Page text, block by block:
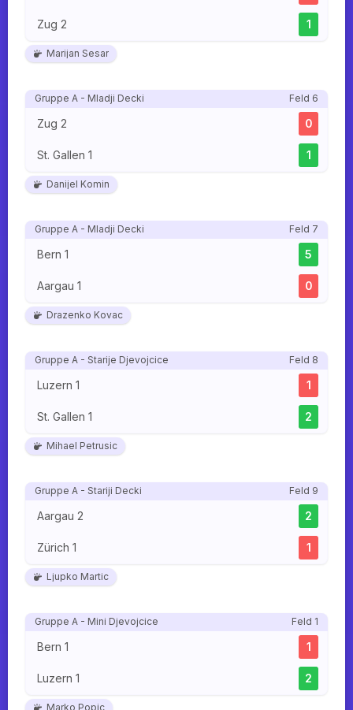
Zug 2 1
Marijan Sesar
Gruppe A - Mladji Decki Feld 6
Zug 2 0
St. Gallen 1 1
Danijel Komin
Gruppe A - Mladji Decki Feld 7
Bern 1 5
Aargau 1 0
Drazenko Kovac
Gruppe A - Starije Djevojcice Feld 8
Luzern 1 1
St. Gallen 1 2
Mihael Petrusic
Gruppe A - Stariji Decki Feld 9
Aargau 2 2
Zürich 1 1
Ljupko Martic
Gruppe A - Mini Djevojcice Feld 1
Bern 1 1
Luzern 1 2
Marko Popic